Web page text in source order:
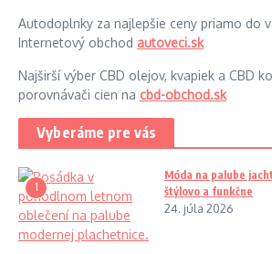
Autodoplnky za najlepšie ceny priamo do
Internetový obchod autoveci.sk
Najširší výber CBD olejov, kvapiek a CBD
porovnávači cien na cbd-obchod.sk
Vyberáme pre vás
1
Móda na palube
štýlovo a funkčne
24. júla 2026